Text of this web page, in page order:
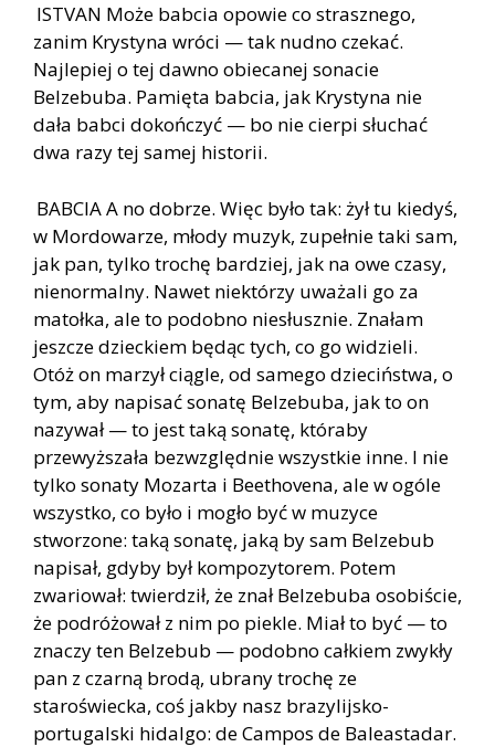
ISTVAN Może babcia opowie co strasznego,
zanim Krystyna wróci — tak nudno czekać.
Najlepiej o tej dawno obiecanej sonacie
Belzebuba. Pamięta babcia, jak Krystyna nie
dała babci dokończyć — bo nie cierpi słuchać
dwa razy tej samej historii.
BABCIA A no dobrze. Więc było tak: żył tu kiedyś,
w Mordowarze, młody muzyk, zupełnie taki sam,
jak pan, tylko trochę bardziej, jak na owe czasy,
nienormalny. Nawet niektórzy uważali go za
matołka, ale to podobno niesłusznie. Znałam
jeszcze dzieckiem będąc tych, co go widzieli.
Otóż on marzył ciągle, od samego dzieciństwa, o
tym, aby napisać sonatę Belzebuba, jak to on
nazywał — to jest taką sonatę, któraby
przewyższała bezwzględnie wszystkie inne. I nie
tylko sonaty Mozarta i Beethovena, ale w ogóle
wszystko, co było i mogło być w muzyce
stworzone: taką sonatę, jaką by sam Belzebub
napisał, gdyby był kompozytorem. Potem
zwariował: twierdził, że znał Belzebuba osobiście,
że podróżował z nim po piekle. Miał to być — to
znaczy ten Belzebub — podobno całkiem zwykły
pan z czarną brodą, ubrany trochę ze
staroświecka, coś jakby nasz brazylijsko-
portugalski hidalgo: de Campos de Baleastadar.